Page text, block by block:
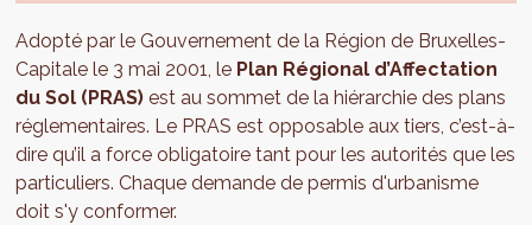
Adopté par le Gouvernement de la Région de Bruxelles-
Capitale le 3 mai 2001, le Plan Régional d’Affectation
du Sol (PRAS) est au sommet de la hiérarchie des plans
réglementaires. Le PRAS est opposable aux tiers, c’est-à-
dire qu’il a force obligatoire tant pour les autorités que les
particuliers. Chaque demande de permis d'urbanisme
doit s'y conformer.